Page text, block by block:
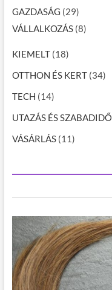
GAZDASÁG (29)
VÁLLALKOZÁS(8)
KIEMELT(18)
OTTHON ÉS KERT(34)
TECH (14)
UTAZÁS ÉS SZABADIDŐ
VÁSÁRLÁS(11)